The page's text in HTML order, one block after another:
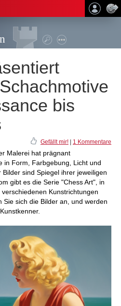
bis
Gefällt mir! 1 Kommentare
Malerei hat prägnant
in Form, Farbgebung, Licht und
sind Spiegel ihrer jeweiligen
gibt es die Serie "Chess Art", in
Kunstrichtungen
Sie sich die Bilder an, und werden